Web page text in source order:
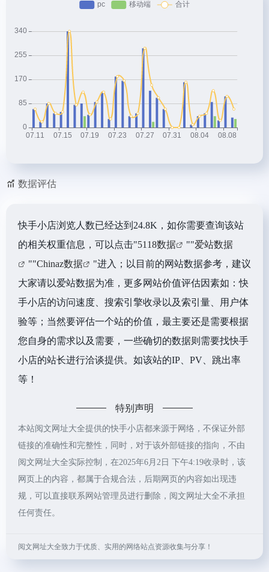
数据评估
快手小店浏览人数已经达到24.8K，如你需要查询该站
的相关权重信息，可以点击"5118数据 ""爱站数据
""Chinaz数据
"进入；以目前的网站数据参考，建议
大家请以爱站数据为准，更多网站价值评估因素如：快
手小店的访问速度、搜索引擎收录以及索引量、用户体
验等；当然要评估一个站的价值，最主要还是需要根据
您自身的需求以及需要，一些确切的数据则需要找快手
小店的站长进行洽谈提供。如该站的IP、PV、跳出率
等！
特别声明
本站阅文网址大全提供的快手小店都来源于网络，不保证外部
链接的准确性和完整性，同时，对于该外部链接的指向，不由
阅文网址大全实际控制，在2025年6月2日 下午4:19收录时，该
网页上的内容，都属于合规合法，后期网页的内容如出现违
规，可以直接联系网站管理员进行删除，阅文网址大全不承担
任何责任。
阅文网址大全致力于优质、实用的网络站点资源收集与分享！